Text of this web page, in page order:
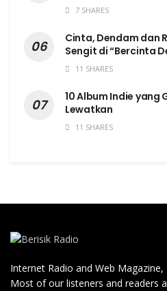
7 SHARES
Cinta, Dendam dan
Sengit di “Bercinta
11 SHARES
10 Album Indie yang
Lewatkan
11 SHARES
Internet Radio and Web Magazine,
Most of our listeners and readers